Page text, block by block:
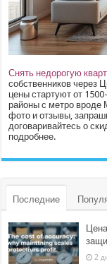
Снять недорогую
собственников через
цены стартуют от
районы с метро вроде
фото и отзывы,
договаривайтесь о
подробнее.
Последние
2